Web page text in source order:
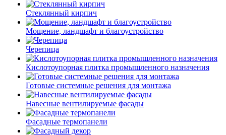
Cтеклянный кирпич
Мощение, ландшафт и благоустройство
Черепица
Кислотоупорная плитка промышленного назначения
Готовые системные решения для монтажа
Навесные вентилируемые фасады
Фасадные термопанели